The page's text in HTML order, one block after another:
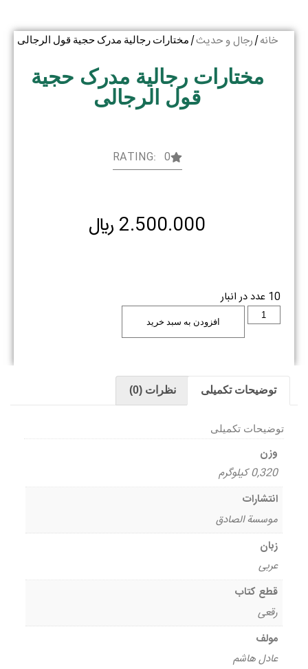
خانه/ رجال و حدیث/ مختارات رجالیة مدرک حجیة قول الرجالی
مختارات رجالیة مدرک حجیة
قول الرجالی
RATING: 0
2.500.000 ﷼
10 عدد در انبار
افزودن به سبد خرید
توضیحات تکمیلی نظرات (0)
توضیحات تکمیلی
وزن
0,320 کیلوگرم
انتشارات
موسسة الصادق
زبان
عربی
قطع کتاب
رقعی
مولف
عادل هاشم